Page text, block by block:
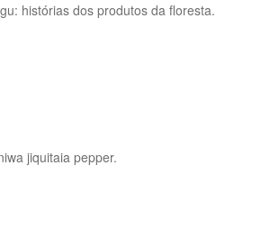
histórias dos produtos da floresta.
jiquitaia pepper.